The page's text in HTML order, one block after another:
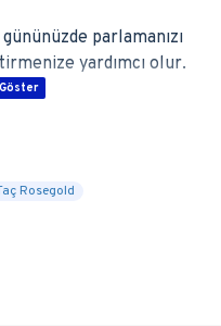
parlamanızı
yardımcı olur.
Rosegold